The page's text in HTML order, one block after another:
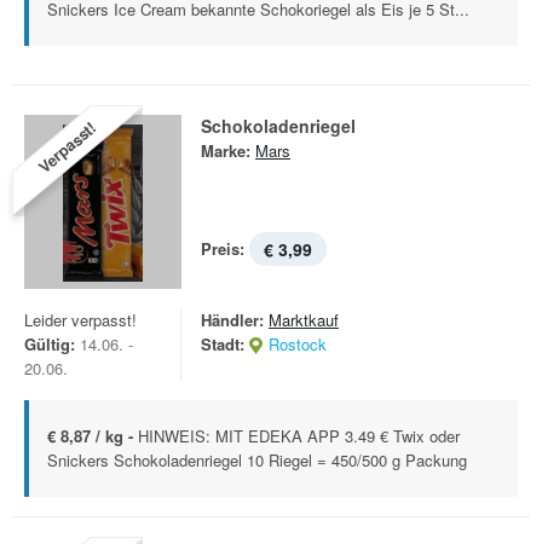
Snickers Ice Cream bekannte Schokoriegel als Eis je 5 St...
Verpasst! Schokoladenriegel
Marke: Mars
Preis: € 3,99
Leider verpasst!
Gültig: 14.06. -
20.06.
Händler: Marktkauf
Stadt:
Rostock
€ 8,87 / kg - HINWEIS: MIT EDEKA APP 3.49 € Twix oder
Snickers Schokoladenriegel 10 Riegel = 450/500 g Packung